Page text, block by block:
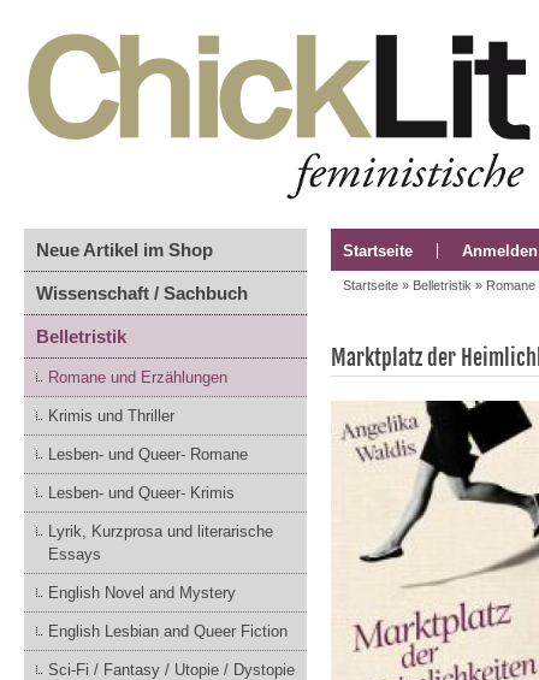
Neue Artikel im Shop
Wissenschaft / Sachbuch
Belletristik
Romane und Erzählungen
Krimis und Thriller
Lesben- und Queer- Romane
Lesben- und Queer- Krimis
Lyrik, Kurzprosa und literarische
Essays
English Novel and Mystery
English Lesbian and Queer Fiction
Sci-Fi / Fantasy / Utopie / Dystopie
Startseite Anmelden
Startseite » Belletristik »
Marktplatz der